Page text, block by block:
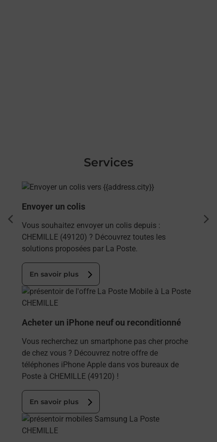
Services
En savoir plus
Envoyer un colis
Vous souhaitez envoyer un colis depuis :
CHEMILLE (49120) ? Découvrez toutes les
solutions proposées par La Poste.
En savoir plus
En savoir plus
Acheter un iPhone neuf ou reconditionné
Vous recherchez un smartphone pas cher proche
de chez vous ? Découvrez notre offre de
téléphones iPhone Apple dans vos bureaux de
Poste à CHEMILLE (49120) !
En savoir plus
En savoir plus